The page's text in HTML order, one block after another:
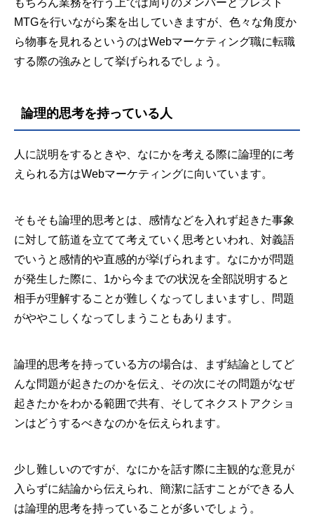
もちろん業務を行う上では周りのメンバーとブレスト
MTGを行いながら案を出していきますが、色々な角度か
ら物事を見れるというのはWebマーケティング職に転職
する際の強みとして挙げられるでしょう。
論理的思考を持っている人
人に説明をするときや、なにかを考える際に論理的に考
えられる方はWebマーケティングに向いています。
そもそも論理的思考とは、感情などを入れず起きた事象
に対して筋道を立てて考えていく思考といわれ、対義語
でいうと感情的や直感的が挙げられます。なにかが問題
が発生した際に、1から今までの状況を全部説明すると
相手が理解することが難しくなってしまいますし、問題
がややこしくなってしまうこともあります。
論理的思考を持っている方の場合は、まず結論としてど
んな問題が起きたのかを伝え、その次にその問題がなぜ
起きたかをわかる範囲で共有、そしてネクストアクショ
ンはどうするべきなのかを伝えられます。
少し難しいのですが、なにかを話す際に主観的な意見が
入らずに結論から伝えられ、簡潔に話すことができる人
は論理的思考を持っていることが多いでしょう。